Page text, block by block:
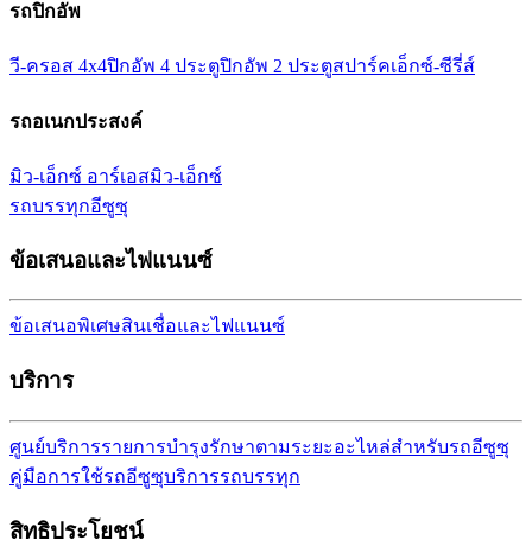
รถปิกอัพ
วี-ครอส 4x4ปิกอัพ 4 ประตูปิกอัพ 2 ประตูสปาร์คเอ็กซ์-ซีรี่ส์
รถอเนกประสงค์
มิว-เอ็กซ์ อาร์เอสมิว-เอ็กซ์
รถบรรทุกอีซูซุ
ข้อเสนอและไฟแนนซ์
ข้อเสนอพิเศษสินเชื่อและไฟแนนซ์
บริการ
ศูนย์บริการรายการบำรุงรักษาตามระยะอะไหล่สำหรับรถอีซูซุ
คู่มือการใช้รถอีซูซุบริการรถบรรทุก
สิทธิประโยชน์